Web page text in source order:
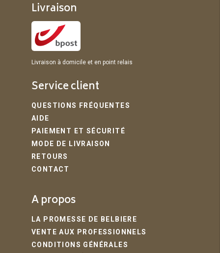
Livraison
Livraison à domicile et en point relais
Service client
QUESTIONS FRÉQUENTES
AIDE
PAIEMENT ET SÉCURITÉ
MODE DE LIVRAISON
RETOURS
CONTACT
A propos
LA PROMESSE DE BELBIERE
VENTE AUX PROFESSIONNELS
CONDITIONS GÉNÉRALES